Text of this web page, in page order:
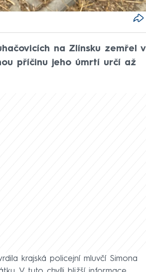
na Zlínsku zemřel v
příčinu jeho úmrtí určí až
krajská policejní mluvčí Simona